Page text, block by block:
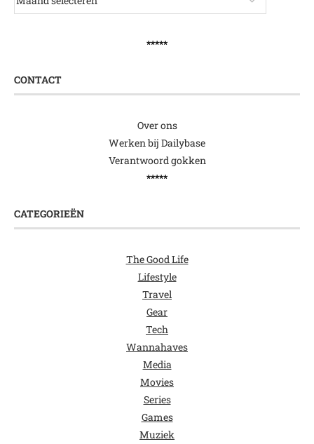
*****
CONTACT
Over ons
Werken bij Dailybase
Verantwoord gokken
*****
CATEGORIEËN
The Good Life
Lifestyle
Travel
Gear
Tech
Wannahaves
Media
Movies
Series
Games
Muziek